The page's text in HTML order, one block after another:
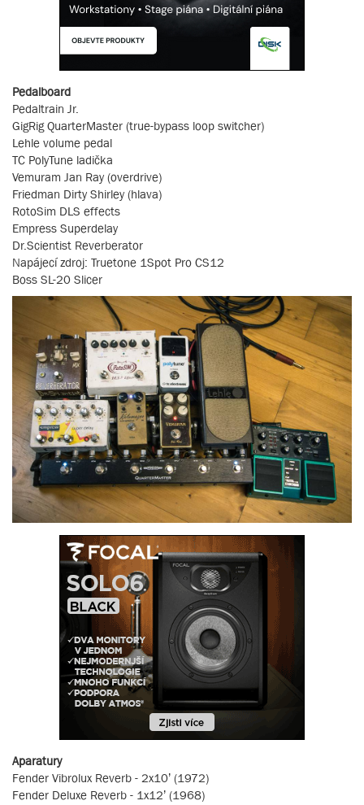
Pedalboard
Pedaltrain Jr.
GigRig QuarterMaster (true-bypass loop switcher)
Lehle volume pedal
TC PolyTune ladička
Vemuram Jan Ray (overdrive)
Friedman Dirty Shirley (hlava)
RotoSim DLS effects
Empress Superdelay
Dr.Scientist Reverberator
Napájecí zdroj: Truetone 1Spot Pro CS12
Boss SL-20 Slicer
Aparatury
Fender Vibrolux Reverb - 2x10’ (1972)
Fender Deluxe Reverb - 1x12’ (1968)